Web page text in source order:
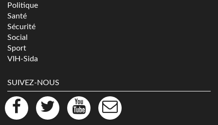
Politique
Santé
Sécurité
Social
Sport
VIH-Sida
SUIVEZ-NOUS